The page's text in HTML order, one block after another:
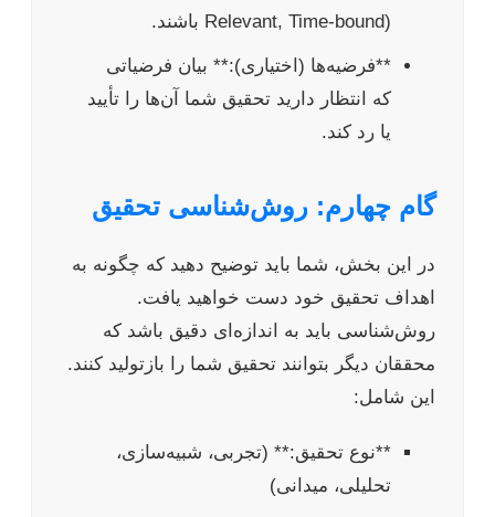
Relevant, Time-bound) باشند.
**فرضیه‌ها (اختیاری):** بیان فرضیاتی
که انتظار دارید تحقیق شما آن‌ها را تأیید
یا رد کند.
گام چهارم: روش‌شناسی تحقیق
در این بخش، شما باید توضیح دهید که چگونه به
اهداف تحقیق خود دست خواهید یافت.
روش‌شناسی باید به اندازه‌ای دقیق باشد که
محققان دیگر بتوانند تحقیق شما را بازتولید کنند.
این شامل:
**نوع تحقیق:** (تجربی، شبیه‌سازی،
تحلیلی، میدانی)